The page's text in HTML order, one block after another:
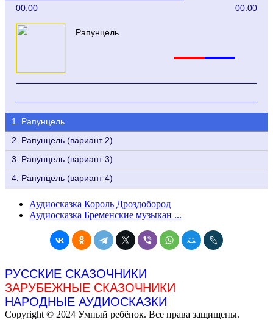
00:00 00:00
Рапунцель
1. Рапунцель
2. Рапунцель (вариант 2)
3. Рапунцель (вариант 3)
4. Рапунцель (вариант 4)
Аудиосказка Король Дроздобород
Аудиосказка Бременские музыкан ...
РУССКИЕ СКАЗОЧНИКИ
ЗАРУБЕЖНЫЕ СКАЗОЧНИКИ
НАРОДНЫЕ АУДИОСКАЗКИ
Copyright © 2024 Умный ребёнок. Все права защищены.